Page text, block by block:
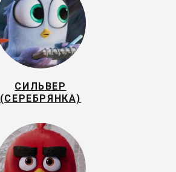
СИЛЬВЕР
(СЕРЕБРЯНКА)